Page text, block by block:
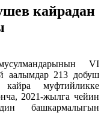
кайрадан
VI
аалымдар 213 добуш
муфтийликке
2021-жылга чейин
башкармалыгын